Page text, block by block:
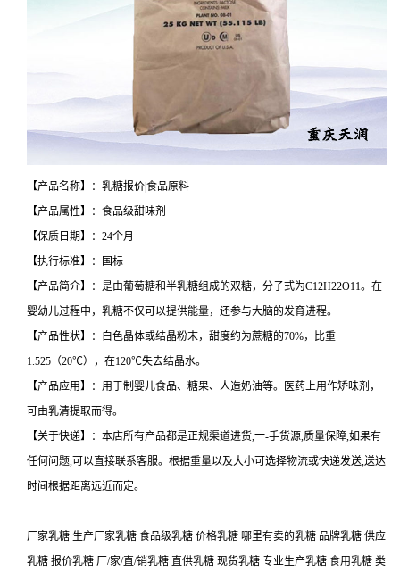
【产品名称】：乳糖报价|食品原料
【产品属性】：食品级甜味剂
【保质日期】：24个月
【执行标准】：国标
【产品简介】：是由葡萄糖和半乳糖组成的双糖，分子式为C12H22O11。在
婴幼儿过程中，乳糖不仅可以提供能量，还参与大脑的发育进程。
【产品性状】：白色晶体或结晶粉末，甜度约为蔗糖的70%，比重
1.525（20℃），在120℃失去结晶水。
【产品应用】：用于制婴儿食品、糖果、人造奶油等。医药上用作矫味剂，
可由乳清提取而得。
【关于快递】：本店所有产品都是正规渠道进货,一-手货源,质量保障,如果有
任何问题,可以直接联系客服。根据重量以及大小可选择物流或快递发送,送达
时间根据距离远近而定。
厂家乳糖 生产厂家乳糖 食品级乳糖 价格乳糖 哪里有卖的乳糖 品牌乳糖 供应
乳糖 报价乳糖 厂/家/直/销乳糖 直供乳糖 现货乳糖 专业生产乳糖 食用乳糖 类